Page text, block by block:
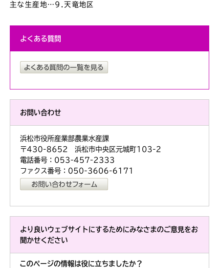
主な生産地…9.天竜地区
よくある質問
お問い合わせ
浜松市役所産業部農業水産課
〒430-8652 浜松市中央区元城町103-2
電話番号：053-457-2333
ファクス番号：050-3606-6171
より良いウェブサイトにするためにみなさまのご意見をお
聞かせください
このページの情報は役に立ちましたか？